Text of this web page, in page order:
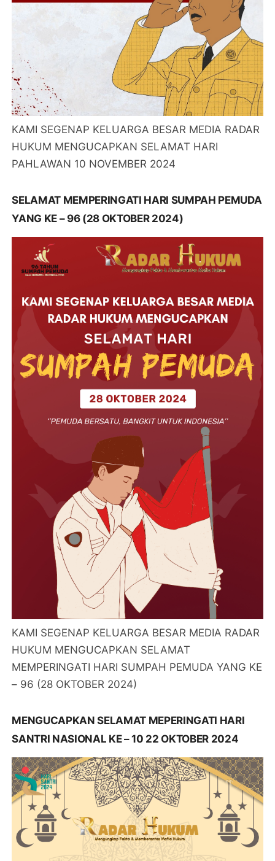
KAMI SEGENAP KELUARGA BESAR MEDIA RADAR
HUKUM MENGUCAPKAN SELAMAT HARI
PAHLAWAN 10 NOVEMBER 2024
SELAMAT MEMPERINGATI HARI SUMPAH PEMUDA
YANG KE – 96 (28 OKTOBER 2024)
KAMI SEGENAP KELUARGA BESAR MEDIA RADAR
HUKUM MENGUCAPKAN SELAMAT
MEMPERINGATI HARI SUMPAH PEMUDA YANG KE
– 96 (28 OKTOBER 2024)
MENGUCAPKAN SELAMAT MEPERINGATI HARI
SANTRI NASIONAL KE – 10 22 OKTOBER 2024